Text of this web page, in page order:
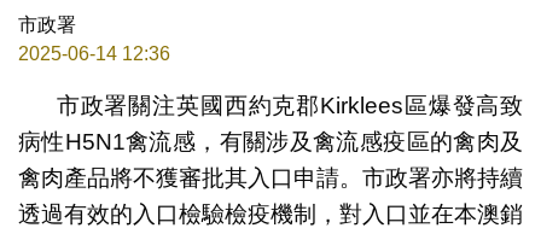
市政署
2025-06-14 12:36
市政署關注英國西約克郡Kirklees區爆發高致
病性H5N1禽流感，有關涉及禽流感疫區的禽肉及
禽肉產品將不獲審批其入口申請。市政署亦將持續
透過有效的入口檢驗檢疫機制，對入口並在本澳銷